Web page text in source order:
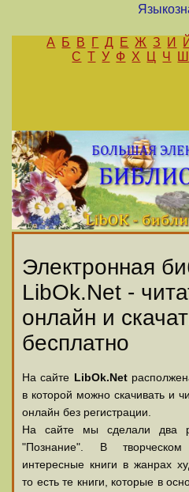
А Б В Г Д Е Ж З И Й
С Т У Ф Х Ц Ч Ш
Электронная
LibOk.Net -
онлайн и
бесплатно
На сайте LibOk.Net
в которой можно скачивать и
онлайн без регистрации.
На сайте мы сделали два
"Познание". В творческом
интересные книги в жанрах
то есть те книги, которые в